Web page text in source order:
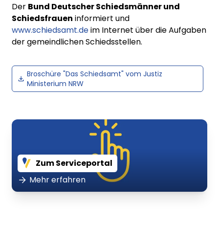
Der Bund Deutscher Schiedsmänner und
Schiedsfrauen informiert und
www.schiedsamt.deim Internet über die Aufgaben
der gemeindlichen Schiedsstellen.
Broschüre "Das Schiedsamt" vom Justiz
Ministerium NRW
Zum Serviceportal
Mehr erfahren